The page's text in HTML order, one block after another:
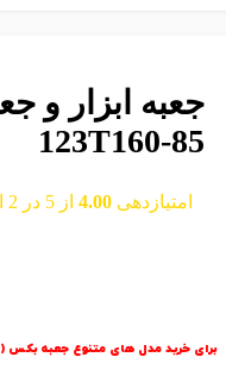
123T160-85
امتیازدهی 4.00 از 5 در 2
برای خرید مدل های متنوع جعبه بکس (